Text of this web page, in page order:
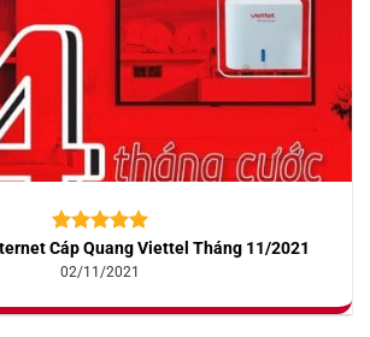
5.00trên 5
dựa trên
10
Cáp Quang Viettel Tháng 11/2021
02/11/2021